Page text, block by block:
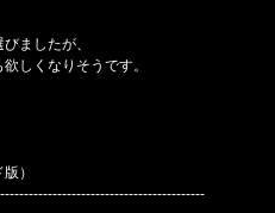
ましたが、
しくなりそうです。
版）